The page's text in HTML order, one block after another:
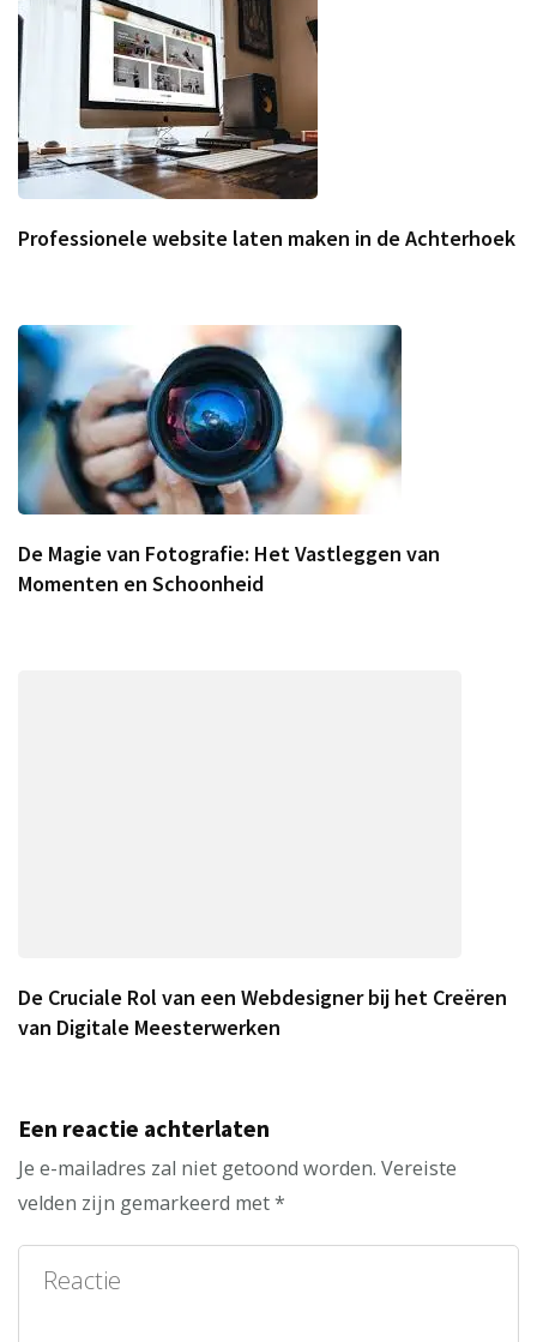
Professionele website laten maken in de Achterhoek
De Magie van Fotografie: Het Vastleggen van
Momenten en Schoonheid
De Cruciale Rol van een Webdesigner bij het Creëren
van Digitale Meesterwerken
Een reactie achterlaten
Je e-mailadres zal niet getoond worden. Vereiste
velden zijn gemarkeerd met*